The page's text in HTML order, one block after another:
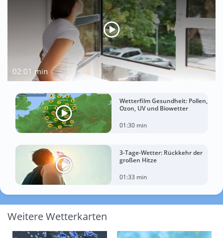
02:01 min
Wetterfilm Gesundheit: Pollen,
Ozon, UV und Biowetter
01:30 min
3-Tage-Wetter: Rückkehr der
großen Hitze
01:33 min
Weitere Wetterkarten